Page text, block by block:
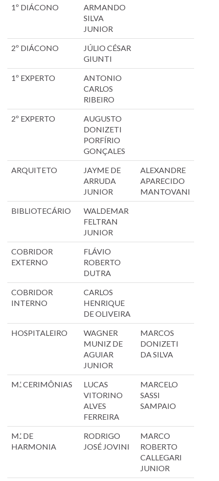
1º DIÁCONO
ARMANDO
SILVA
JUNIOR
2º DIÁCONO
JÚLIO CÉSAR
GIUNTI
1º EXPERTO
ANTONIO
CARLOS
RIBEIRO
2º EXPERTO
AUGUSTO
DONIZETI
PORFÍRIO
GONÇALES
ARQUITETO
JAYME DE
ARRUDA
JUNIOR
ALEXANDRE
APARECIDO
MANTOVANI
BIBLIOTECÁRIO
WALDEMAR
FELTRAN
JUNIOR
COBRIDOR
EXTERNO
FLÁVIO
ROBERTO
DUTRA
COBRIDOR
INTERNO
CARLOS
HENRIQUE
DE OLIVEIRA
HOSPITALEIRO
WAGNER
MUNIZ DE
AGUIAR
JUNIOR
MARCOS
DONIZETI
DA SILVA
M.’. CERIMÔNIAS
LUCAS
VITORINO
ALVES
FERREIRA
MARCELO
SASSI
SAMPAIO
M.’. DE
HARMONIA
RODRIGO
JOSÉ JOVINI
MARCO
ROBERTO
CALLEGARI
JUNIOR